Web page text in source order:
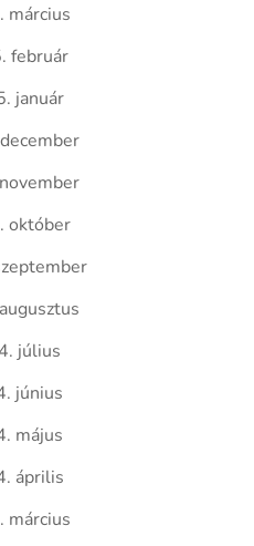
március
február
január
október
július
június
május
április
március